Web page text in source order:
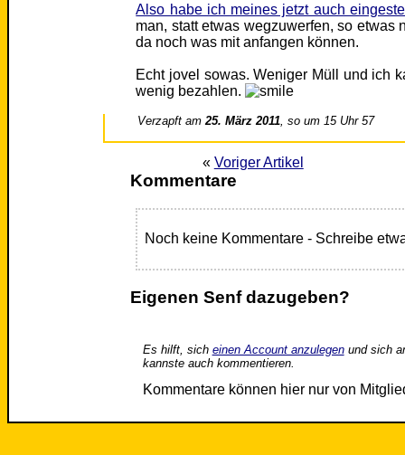
Also habe ich meines jetzt auch
man, statt etwas wegzuwerfen, so etwas
da noch was mit anfangen können.
Echt jovel sowas. Weniger Müll und ich
wenig bezahlen.
Verzapft am25. März 2011, so um 15 Uhr 57
« Voriger Artikel
Kommentare
Noch keine Kommentare - Schreibe
Eigenen Senf dazugeben?
Es hilft, sich einen Account anzulegenund sich
kannste auch kommentieren.
Kommentare können hier nur von